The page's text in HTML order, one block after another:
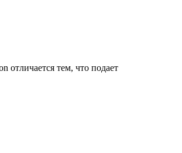
отличается тем, что подает